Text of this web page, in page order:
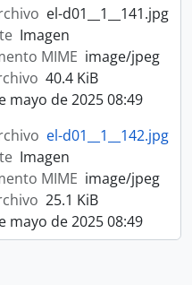
el-d01__1__141.jpg
Imagen
MIME image/jpeg
40.4 KiB
mayo de 2025 08:49
el-d01__1__142.jpg
Imagen
MIME image/jpeg
25.1 KiB
mayo de 2025 08:49